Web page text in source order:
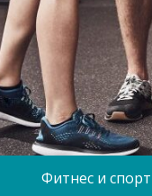
Фитнес и спорт